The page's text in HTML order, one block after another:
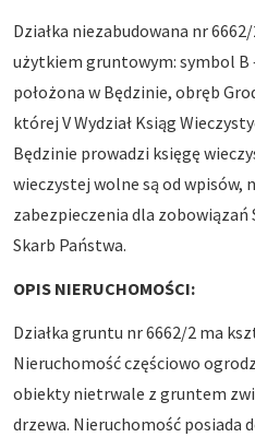
Działka niezabudowana nr
użytkiem gruntowym: symbol B
położona w Będzinie, obręb
której V Wydział Ksiąg
Będzinie prowadzi księgę
wieczystej wolne są od wpisów,
zabezpieczenia dla zobowiązań
Skarb Państwa.
OPIS NIERUCHOMOŚCI:
Działka gruntu nr 6662/2 ma
Nieruchomość częściowo
obiekty nietrwale z gruntem
drzewa. Nieruchomość posiada